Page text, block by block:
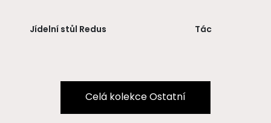
Jídelní stůl Redus Tác
Celá kolekce Ostatní